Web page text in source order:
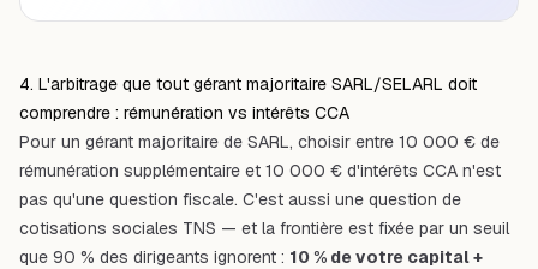
4. L'arbitrage que tout gérant majoritaire SARL/SELARL doit
comprendre : rémunération vs intérêts CCA
Pour un gérant majoritaire de SARL, choisir entre 10 000 € de
rémunération supplémentaire et 10 000 € d'intérêts CCA n'est
pas qu'une question fiscale. C'est aussi une question de
cotisations sociales TNS — et la frontière est fixée par un seuil
que 90 % des dirigeants ignorent : 10 % de votre capital +